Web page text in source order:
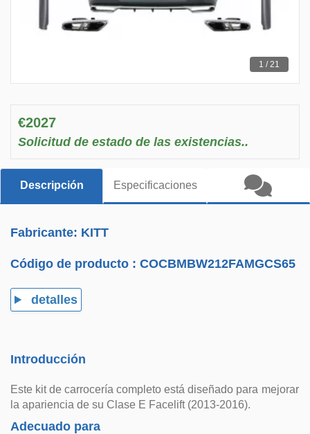
1 / 21
€2027
Solicitud de estado de las existencias..
Descripción Especificaciones
Fabricante: KITT
Código de producto :COCBMBW212FAMGCS65
detalles
Introducción
Este kit de carrocería completo está diseñado para mejorar
la apariencia de su Clase E Facelift (2013-2016).
Adecuado para